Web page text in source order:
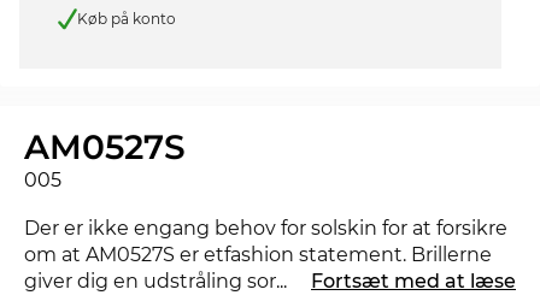
Køb på konto
AM0527S
005
Der er ikke engang behov for solskin for at forsikre
om at AM0527S er etfashion statement. Brillerne
giver dig en udstråling som kan gøre at nat bliver
... Fortsæt med at læse